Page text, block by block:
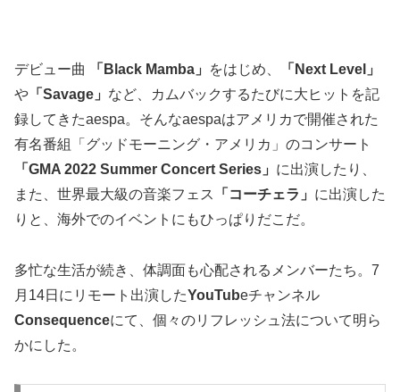
デビュー曲 「Black Mamba」 をはじめ、
「Next Level」
や 「Savage」 など、カムバックするたびに大ヒットを記
録してきたaespa。そんなaespaはアメリカで開催された
有名番組「グッドモーニング・アメリカ」のコンサート
「GMA 2022 Summer Concert Series」 に出演したり、
また、世界最大級の音楽フェス
「コーチェラ」 に出演した
りと、海外でのイベントにもひっぱりだこだ。
多忙な生活が続き、体調面も心配されるメンバーたち。7
月14日にリモート出演したYouTubeチャンネル
Consequenceにて、個々のリフレッシュ法について明ら
かにした。